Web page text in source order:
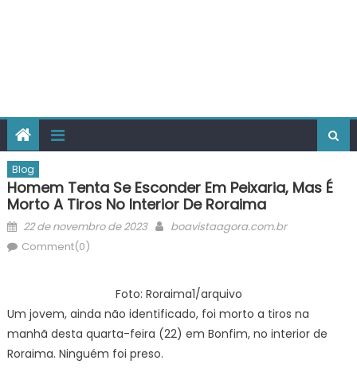
Blog
Homem Tenta Se Esconder Em Peixaria, Mas É
Morto A Tiros No Interior De Roraima
Posted
on
22 de novembro de 2023 Author
boavistaagora.com.br
Comment(0)
Foto: Roraima1/arquivo
Um jovem, ainda não identificado, foi morto a tiros na
manhã desta quarta-feira (22) em Bonfim, no interior de
Roraima. Ninguém foi preso.